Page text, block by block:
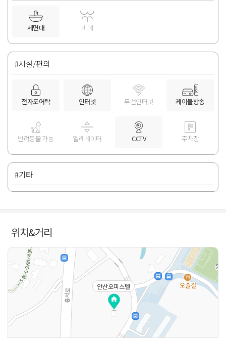
세면대 비데
#시설/편의
전자도어락 인터넷 무선인터넷 케이블방송
반려동물 가능 엘레베이터 CCTV 주차장
#기타
위치&거리
안산오피스텔